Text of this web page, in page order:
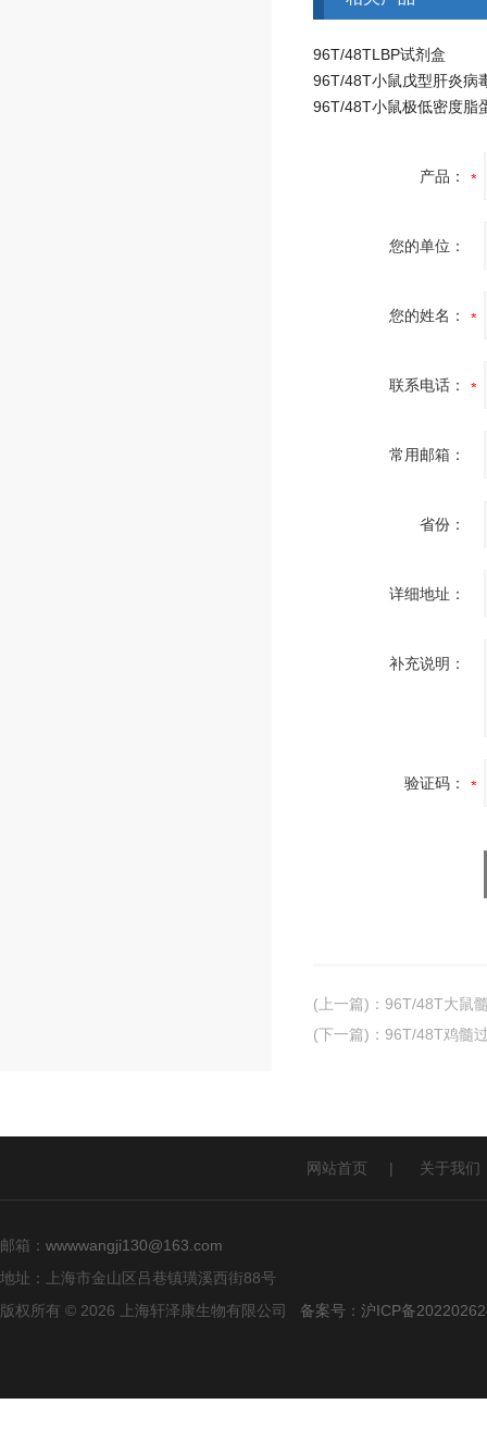
96T/48TLBP试剂盒
产品：
您的单位：
您的姓名：
联系电话：
常用邮箱：
省份：
详细地址：
补充说明：
验证码：
(上一篇) ： 96T/48T大鼠
(下一篇) ： 96T/48T鸡髓
网站首页 | 关于我们
邮箱： wwwwangji130@163.com
地址：上海市金山区吕巷镇璜溪西街88号
版权所有 © 2026 上海轩泽康生物有限公司 备案号：沪ICP备